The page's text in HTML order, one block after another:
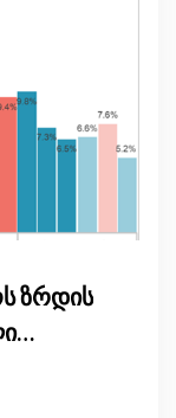
ზრდის